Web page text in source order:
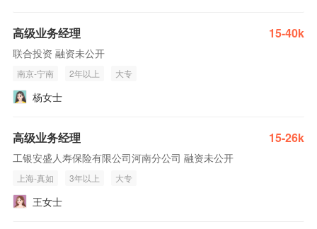
高级业务经理 15-40k
联合投资 融资未公开
南京-宁南 2年以上 大专
杨女士
高级业务经理 15-26k
工银安盛人寿保险有限公司河南分公司 融资未公开
上海-真如 3年以上 大专
王女士